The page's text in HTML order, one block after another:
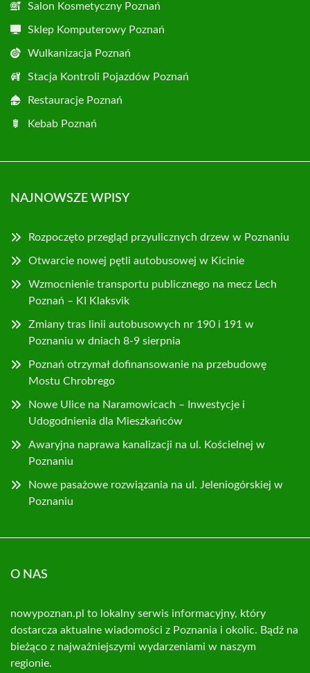
Salon Kosmetyczny Poznań
Sklep Komputerowy Poznań
Wulkanizacja Poznań
Stacja Kontroli Pojazdów Poznań
Restauracje Poznań
Kebab Poznań
NAJNOWSZE WPISY
Rozpoczęto przegląd przyulicznych drzew w Poznaniu
Otwarcie nowej pętli autobusowej w Kicinie
Wzmocnienie transportu publicznego na mecz Lech
Poznań – KI Klaksvik
Zmiany tras linii autobusowych nr 190 i 191 w
Poznaniu w dniach 8-9 sierpnia
Poznań otrzymał dofinansowanie na przebudowę
Mostu Chrobrego
Nowe Ulice na Naramowicach – Inwestycje i
Udogodnienia dla Mieszkańców
Awaryjna naprawa kanalizacji na ul. Kościelnej w
Poznaniu
Nowe pasażowe rozwiązania na ul. Jeleniogórskiej w
Poznaniu
O NAS
nowypoznan.pl to lokalny serwis informacyjny, który
dostarcza aktualne wiadomości z Poznania i okolic. Bądź na
bieżąco z najważniejszymi wydarzeniami w naszym
regionie.